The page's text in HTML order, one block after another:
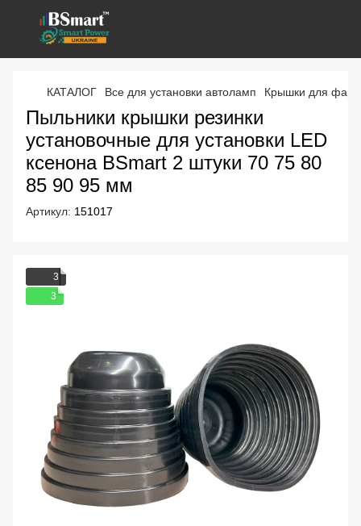
КАТАЛОГ Все для установки автоламп Крышки для фар
Пыльники крышки резинки
установочные для установки LED
ксенона BSmart 2 штуки 70 75 80
85 90 95 мм
Артикул: 151017
3
3